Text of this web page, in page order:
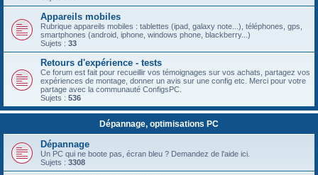
Appareils mobiles
Rubrique appareils mobiles : tablettes (ipad, galaxy note...), téléphones, gps,
smartphones (android, iphone, windows phone, blackberry...)
Sujets : 33
Retours d'expérience - tests
Ce forum est fait pour recueillir vos témoignages sur vos achats, partagez vos
expériences de montage, donner un avis sur une config etc. Merci pour votre
partage avec la communauté ConfigsPC.
Sujets : 536
Dépannage, optimisations PC
Dépannage
Un PC qui ne boote pas, écran bleu ? Demandez de l'aide ici.
Sujets : 3308